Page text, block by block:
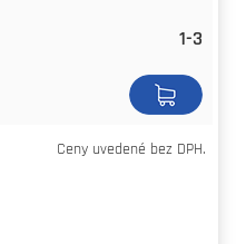
Ceny uvedené bez DPH.
1-3